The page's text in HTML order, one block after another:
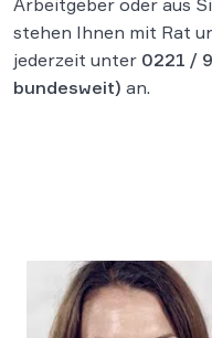
Arbeitgeber oder aus
stehen Ihnen mit Rat
jederzeit unter 0221 /
bundesweit) an.